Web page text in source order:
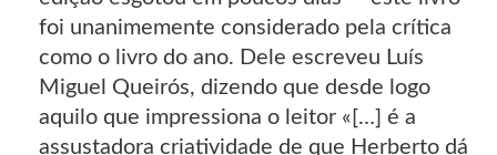
foi unanimemente considerado pela crítica
como o livro do ano. Dele escreveu Luís
Miguel Queirós, dizendo que desde logo
aquilo que impressiona o leitor «[…] é a
assustadora criatividade de que Herberto dá